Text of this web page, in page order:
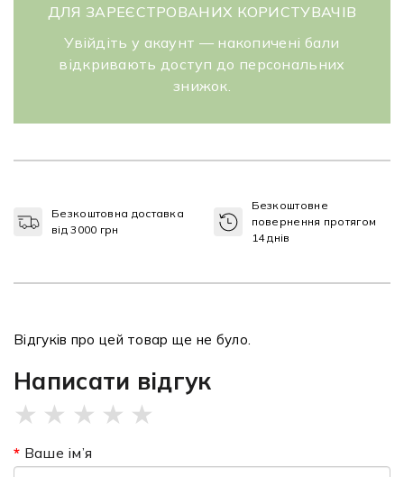
ДЛЯ ЗАРЕЄСТРОВАНИХ КОРИСТУВАЧІВ
Увійдіть у акаунт — накопичені бали
відкривають доступ до персональних
знижок.
Безкоштовна доставка
від 3000 грн
Безкоштовне
повернення протягом
14 днів
Відгуків про цей товар ще не було.
Написати відгук
★ ★ ★ ★ ★
Ваше ім’я